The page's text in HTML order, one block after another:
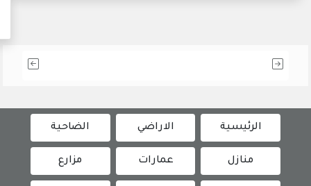
الرئيسية الاراضي الضاحية
منازل عمارات مزارع